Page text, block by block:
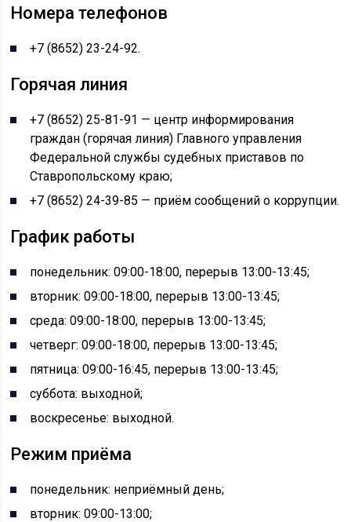
Номера телефонов
+7 (8652) 23-24-92.
Горячая линия
+7 (8652) 25-81-91 — центр информирования
граждан (горячая линия) Главного управления
Федеральной службы судебных приставов по
Ставропольскому краю;
+7 (8652) 24-39-85 — приём сообщений о коррупции.
График работы
понедельник: 09:00-18:00, перерыв 13:00-13:45;
вторник: 09:00-18:00, перерыв 13:00-13:45;
среда: 09:00-18:00, перерыв 13:00-13:45;
четверг: 09:00-18:00, перерыв 13:00-13:45;
пятница: 09:00-16:45, перерыв 13:00-13:45;
суббота: выходной;
воскресенье: выходной.
Режим приёма
понедельник: неприёмный день;
вторник: 09:00-13:00;